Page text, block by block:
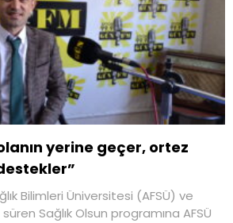
yerine geçer, ortez
Bilimleri Üniversitesi (AFSÜ) ve
Sağlık Olsun programına AFSÜ